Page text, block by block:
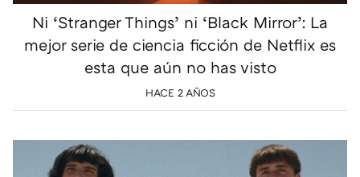
Ni ‘Stranger Things’ ni ‘Black Mirror’: La
mejor serie de ciencia ficción de Netflix es
esta que aún no has visto
HACE 2 AÑOS